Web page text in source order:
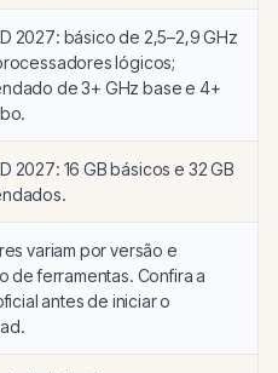
2027: básico de 2,5–2,9 GHz
lógicos;
de 3+ GHz base e 4+
2027: 16 GB básicos e 32 GB
variam por versão e
de ferramentas. Confira a
antes de iniciar o